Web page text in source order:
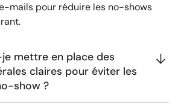
mails pour réduire les no-shows
mettre en place des
claires pour éviter les
show ?